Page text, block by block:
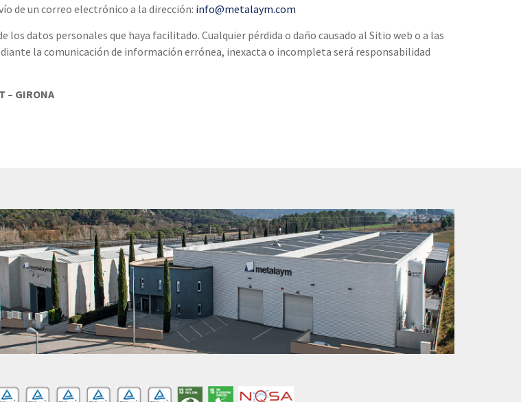
de un correo electrónico a la dirección: info@metalaym.com
datos personales que haya facilitado. Cualquier pérdida o daño causado al Sitio web o a las
la comunicación de información errónea, inexacta o incompleta será responsabilidad
– GIRONA